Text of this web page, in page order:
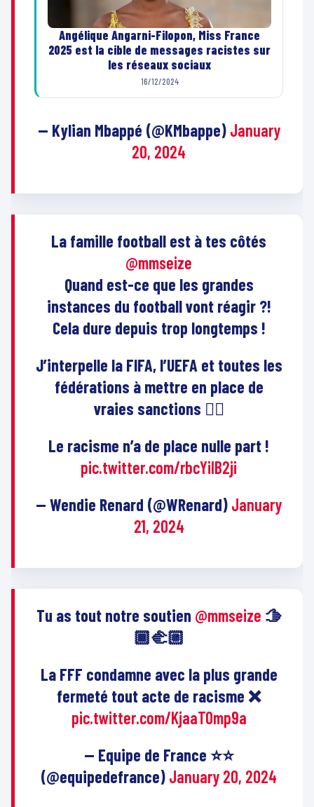
Angélique Angarni-Filopon, Miss France
2025 est la cible de messages racistes sur
les réseaux sociaux
16/12/2024
— Kylian Mbappé (@KMbappe) January
20, 2024
La famille football est à tes côtés
@mmseize
Quand est-ce que les grandes
instances du football vont réagir ?!
Cela dure depuis trop longtemps !
J’interpelle la FIFA, l’UEFA et toutes les
fédérations à mettre en place de
vraies sanctions ✊🏾
Le racisme n’a de place nulle part !
pic.twitter.com/rbcYilB2ji
— Wendie Renard (@WRenard) January
21, 2024
Tu as tout notre soutien @mmseize 🫱
🏾‍🫲🏼
La FFF condamne avec la plus grande
fermeté tout acte de racisme ❌
pic.twitter.com/KjaaTOmp9a
— Equipe de France ⭐⭐
(@equipedefrance) January 20, 2024